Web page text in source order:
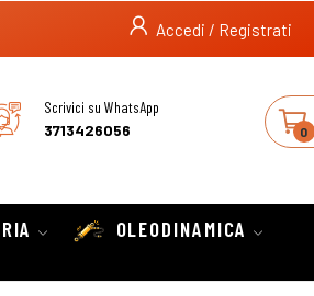
Accedi / Registrati
0
Scrivici su WhatsApp
3713426056
OLEODINAMICA